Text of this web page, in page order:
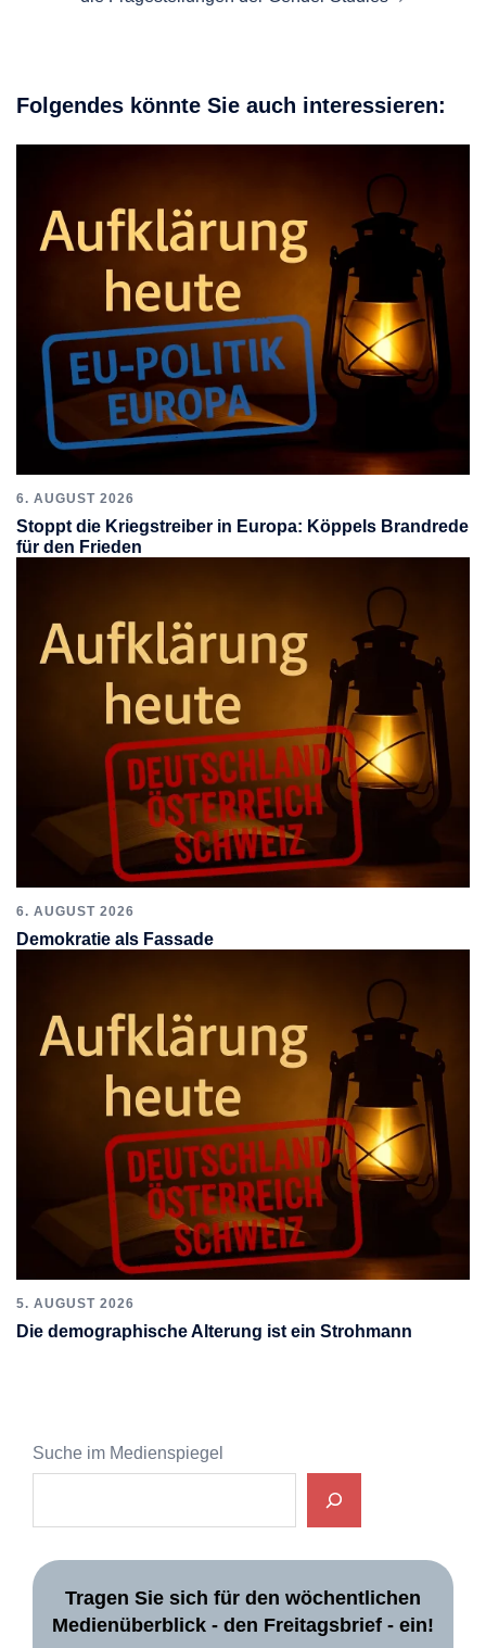
Folgendes könnte Sie auch interessieren:
6. AUGUST 2026
Stoppt die Kriegstreiber in Europa: Köppels Brandrede
für den Frieden
6. AUGUST 2026
Demokratie als Fassade
5. AUGUST 2026
Die demographische Alterung ist ein Strohmann
Suche im Medienspiegel
Tragen Sie sich für den wöchentlichen
Medienüberblick - den Freitagsbrief - ein!